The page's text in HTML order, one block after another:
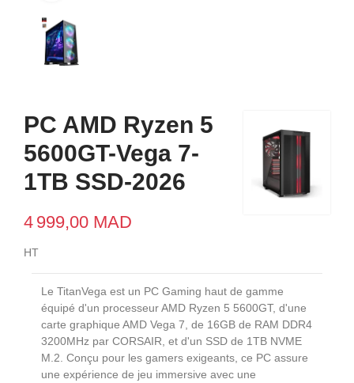
PC AMD Ryzen 5
5600GT-Vega 7-
1TB SSD-2026
4 999,00 MAD
HT
Le TitanVega est un PC Gaming haut de gamme
équipé d'un processeur AMD Ryzen 5 5600GT, d'une
carte graphique AMD Vega 7, de 16GB de RAM DDR4
3200MHz par CORSAIR, et d'un SSD de 1TB NVME
M.2. Conçu pour les gamers exigeants, ce PC assure
une expérience de jeu immersive avec une